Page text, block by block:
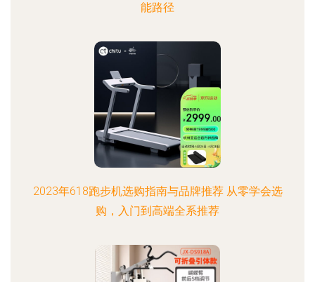
能路径
2023年618跑步机选购指南与品牌推荐 从零学会选
购，入门到高端全系推荐